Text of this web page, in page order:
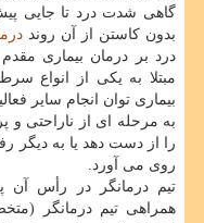
گاهی شدت درد تا جایی
بدون كاستن از آن روند
درد بر درمان بیماری
مبتلا به یكی از انواع
بیماری توان انجام سایر
به مرحله ای از ناراحتی و
را از دست دهد یا به دیگر
روی می آورد.
تیم درمانگر در رأس
همراهی تیم درمانگر